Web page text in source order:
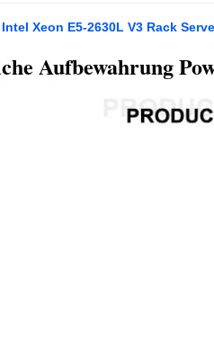
Xeon E5-2630L V3 Rack
Aufbewahrung